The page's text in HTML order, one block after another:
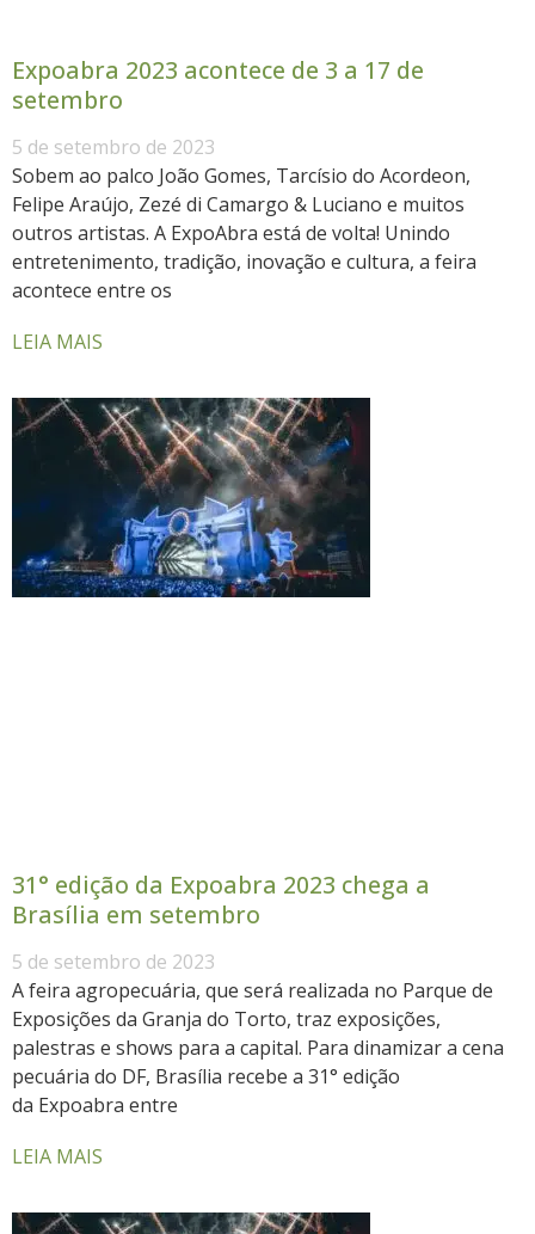
Expoabra 2023 acontece de 3 a 17 de
setembro
5 de setembro de 2023
Sobem ao palco João Gomes, Tarcísio do Acordeon,
Felipe Araújo, Zezé di Camargo & Luciano e muitos
outros artistas. A ExpoAbra está de volta! Unindo
entretenimento, tradição, inovação e cultura, a feira
acontece entre os
LEIA MAIS
31° edição da Expoabra 2023 chega a
Brasília em setembro
5 de setembro de 2023
A feira agropecuária, que será realizada no Parque de
Exposições da Granja do Torto, traz exposições,
palestras e shows para a capital. Para dinamizar a cena
pecuária do DF, Brasília recebe a 31° edição
da Expoabra entre
LEIA MAIS